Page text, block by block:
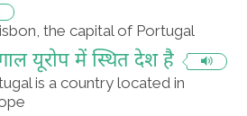
the capital of Portugal
यूरोप में स्थित देश है
is a country located in